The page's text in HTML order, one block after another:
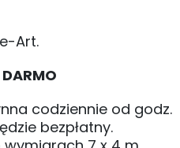
Art.
codziennie od godz.
bezpłatny.